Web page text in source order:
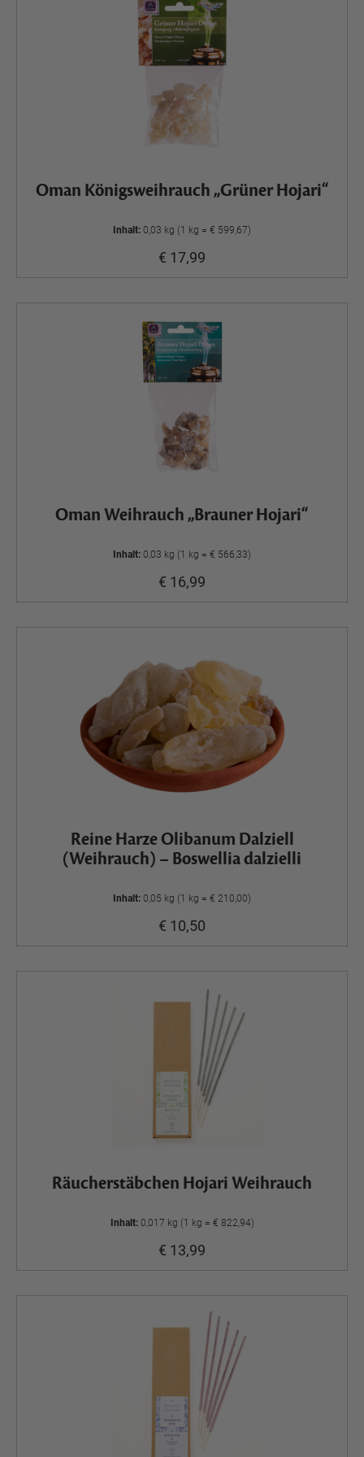
Oman Königsweihrauch „Grüner Hojari“
Inhalt: 0,03 kg (1 kg = € 599,67)
€ 17,99
Oman Weihrauch „Brauner Hojari“
Inhalt: 0,03 kg (1 kg = € 566,33)
€ 16,99
Reine Harze Olibanum Dalziell
(Weihrauch) – Boswellia dalzielli
Inhalt: 0,05 kg (1 kg = € 210,00)
€ 10,50
Räucherstäbchen Hojari Weihrauch
Inhalt: 0,017 kg (1 kg = € 822,94)
€ 13,99